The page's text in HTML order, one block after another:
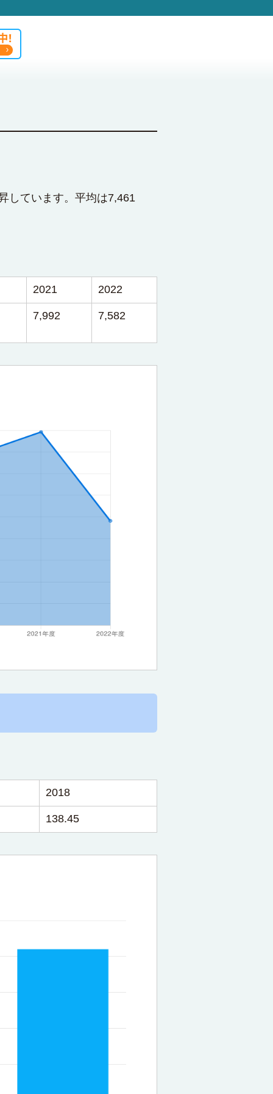
しています。平均は7,461
2021 2022
7,992 7,582
2018
138.45